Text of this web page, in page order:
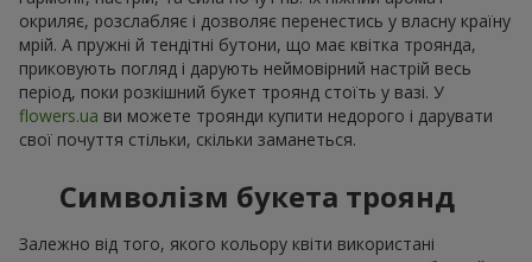
окриляє, розслабляє і дозволяє перенестись у власну країну
мрій. А пружні й тендітні бутони, що має квітка троянда,
приковують погляд і дарують неймовірний настрій весь
період, поки розкішний букет троянд стоїть у вазі. У
flowers.ua ви можете троянди купити недорого і дарувати
свої почуття стільки, скільки заманеться.
Символізм букета троянд
Залежно від того, якого кольору квіти використані